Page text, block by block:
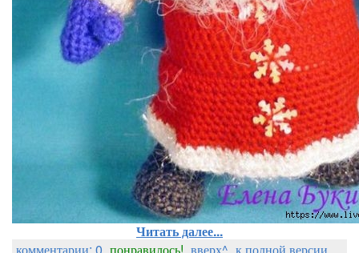
Читать далее...